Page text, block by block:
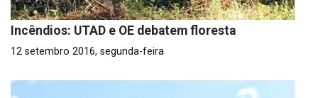
Incêndios: UTAD e OE debatem floresta
12 setembro 2016, segunda-feira